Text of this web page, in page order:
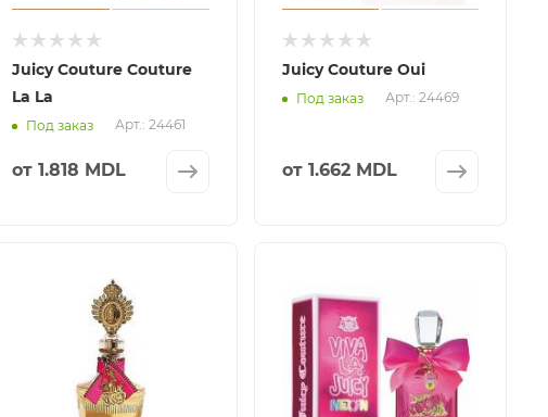
Juicy Couture Couture
La La
Под заказ Арт.: 24461
от 1.818 MDL
Juicy Couture Oui
Под заказ Арт.: 24469
от 1.662 MDL